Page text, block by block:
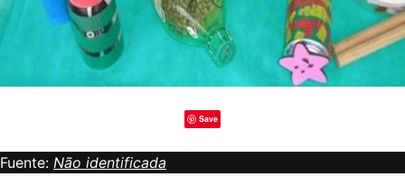
Save
Fuente: Não identificada